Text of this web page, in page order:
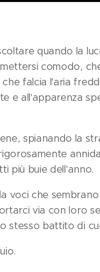
quando la
comodo,
falcia l'aria
e all'apparenza
spianando la
più buie dell'anno.
voci che
via con loro
stesso battito di